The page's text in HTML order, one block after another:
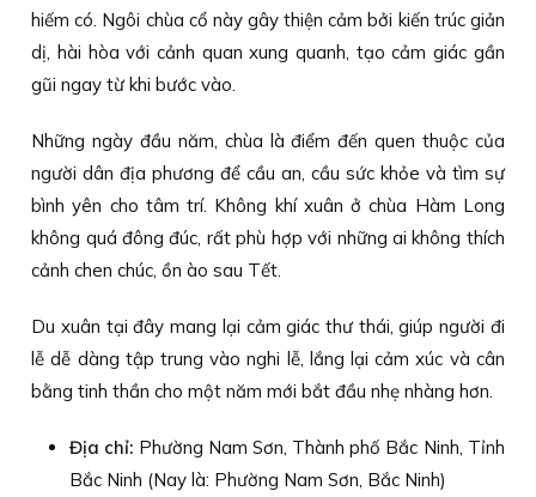
hiếm có. Ngôi chùa cổ này gây thiện cảm bởi kiến trúc giản
dị, hài hòa với cảnh quan xung quanh, tạo cảm giác gần
gũi ngay từ khi bước vào.
Những ngày đầu năm, chùa là điểm đến quen thuộc của
người dân địa phương để cầu an, cầu sức khỏe và tìm sự
bình yên cho tâm trí. Không khí xuân ở chùa Hàm Long
không quá đông đúc, rất phù hợp với những ai không thích
cảnh chen chúc, ồn ào sau Tết.
Du xuân tại đây mang lại cảm giác thư thái, giúp người đi
lễ dễ dàng tập trung vào nghi lễ, lắng lại cảm xúc và cân
bằng tinh thần cho một năm mới bắt đầu nhẹ nhàng hơn.
Địa chỉ: Phường Nam Sơn, Thành phố Bắc Ninh, Tỉnh
Bắc Ninh (Nay là: Phường Nam Sơn, Bắc Ninh)